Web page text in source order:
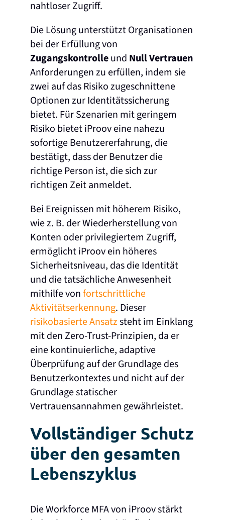
nahtloser Zugriff.
Die Lösung unterstützt Organisationen
bei der Erfüllung von
Zugangskontrolleund Null Vertrauen
Anforderungen zu erfüllen, indem sie
zwei auf das Risiko zugeschnittene
Optionen zur Identitätssicherung
bietet. Für Szenarien mit geringem
Risiko bietet iProov eine nahezu
sofortige Benutzererfahrung, die
bestätigt, dass der Benutzer die
richtige Person ist, die sich zur
richtigen Zeit anmeldet.
Bei Ereignissen mit höherem Risiko,
wie z. B. der Wiederherstellung von
Konten oder privilegiertem Zugriff,
ermöglicht iProov ein höheres
Sicherheitsniveau, das die Identität
und die tatsächliche Anwesenheit
mithilfe vonfortschrittliche
Aktivitätserkennung. Dieser
risikobasierte Ansatzsteht im Einklang
mit den Zero-Trust-Prinzipien, da er
eine kontinuierliche, adaptive
Überprüfung auf der Grundlage des
Benutzerkontextes und nicht auf der
Grundlage statischer
Vertrauensannahmen gewährleistet.
Vollständiger Schutz
über den gesamten
Lebenszyklus
Die Workforce MFA von iProov stärkt